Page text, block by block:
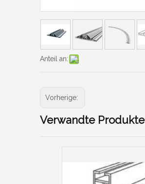
Anteil an:
Vorherige:
Verwandte Produkte